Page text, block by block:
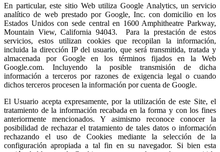
En particular, este sitio Web utiliza Google Analytics, un servicio
analítico de web prestado por Google, Inc. con domicilio en los
Estados Unidos con sede central en 1600 Amphitheatre Parkway,
Mountain View, California 94043. Para la prestación de estos
servicios, estos utilizan cookies que recopilan la información,
incluida la dirección IP del usuario, que será transmitida, tratada y
almacenada por Google en los términos fijados en la Web
Google.com. Incluyendo la posible transmisión de dicha
información a terceros por razones de exigencia legal o cuando
dichos terceros procesen la información por cuenta de Google.
El Usuario acepta expresamente, por la utilización de este Site, el
tratamiento de la información recabada en la forma y con los fines
anteriormente mencionados. Y asimismo reconoce conocer la
posibilidad de rechazar el tratamiento de tales datos o información
rechazando el uso de Cookies mediante la selección de la
configuración apropiada a tal fin en su navegador. Si bien esta